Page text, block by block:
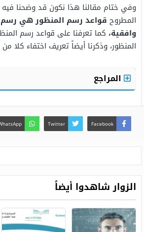
وفي ختام مقالنا هذا نكون قد وضحنا
المطروح قواعد رسم المنظور هي
وافقية، كما تعرفنا على قواعد رسم
المنظور، وذكرنا أيضاً تعريف اختفاء كلا
المراجع
Facebook
Twitter
الزوار شاهدوا أيضاً